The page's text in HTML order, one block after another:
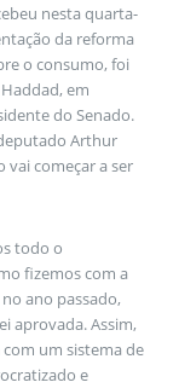
nesta quarta-
da reforma
o consumo, foi
em
do Senado.
Arthur
vai começar a ser
todo o
fizemos com a
ano passado,
aprovada. Assim,
um sistema de
e